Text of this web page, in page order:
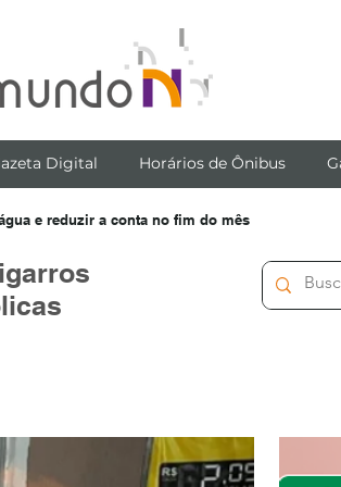
Digital Horários de Ônibus
e reduzir a conta no fim do mês